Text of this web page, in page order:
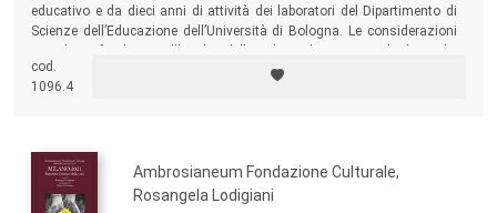
educativo e da dieci anni di attività dei laboratori del Dipartimento di
Scienze dell’Educazione dell’Università di Bologna. Le considerazioni
suoi servizi: da YouTube ai Massive Open Online Courses (MOOC);
dalle risorse educative aperte (OERs) ai repository di video per la
cod.
1096.4
Ambrosianeum Fondazione Culturale,
Rosangela Lodigiani